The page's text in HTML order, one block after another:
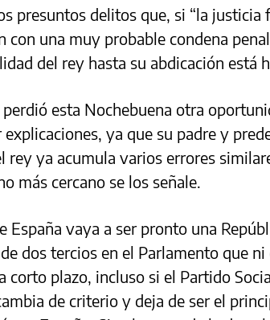
presuntos delitos que, si “la justicia
con una muy probable condena
del rey hasta su abdicación está
perdió esta Nochebuena otra
ya que su padre y
rey ya acumula varios errores
más cercano se los señale.
España vaya a ser pronto una
dos tercios en el Parlamento que
corto plazo, incluso si el Partido
de criterio y deja de ser el